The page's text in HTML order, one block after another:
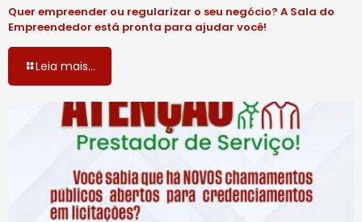
Quer empreender ou regularizar o seu negócio? A Sala do
Empreendedor está pronta para ajudar você!
Leia mais...